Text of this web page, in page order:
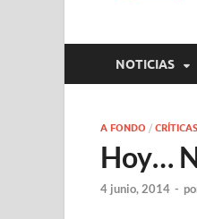
NOTICIAS
A FONDO / CRÍTICAS
Hoy…
4 junio, 2014 -